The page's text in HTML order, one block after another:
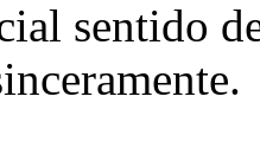
sentido